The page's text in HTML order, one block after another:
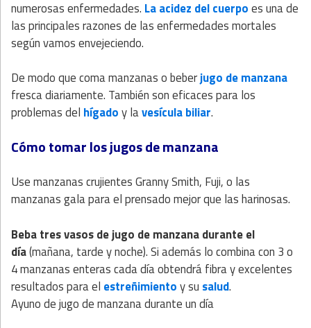
numerosas enfermedades. La acidez del cuerpoes una de
las principales razones de las enfermedades mortales
según vamos envejeciendo.
De modo que coma manzanas o beberjugo de manzana
fresca diariamente. También son eficaces para los
problemas del hígadoy lavesícula biliar.
Cómo tomar los jugos de manzana
Use manzanas crujientes Granny Smith, Fuji, o las
manzanas gala para el prensado mejor que las harinosas.
Beba tres vasos de jugo de manzana durante el
día(mañana, tarde y noche). Si además lo combina con 3 o
4 manzanas enteras cada día obtendrá fibra y excelentes
resultados para el estreñimientoy su salud.
Ayuno de jugo de manzana durante un día